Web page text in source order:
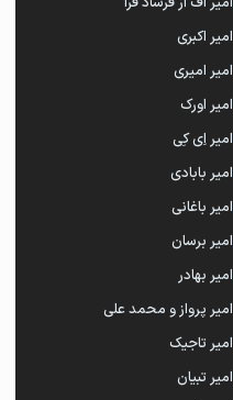
امیر اکبری
امیر امیری
امیر اورک
امیر اِی کِی
امیر بابادی
امیر باغانی
امیر برسان
امیر بهادر
امیر پرواز و محمد علی
امیر تاجیک
امیر تبیان